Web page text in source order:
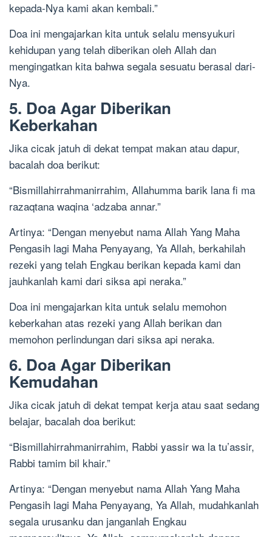
kepada-Nya kami akan kembali.”
Doa ini mengajarkan kita untuk selalu mensyukuri
kehidupan yang telah diberikan oleh Allah dan
mengingatkan kita bahwa segala sesuatu berasal dari-
Nya.
5. Doa Agar Diberikan
Keberkahan
Jika cicak jatuh di dekat tempat makan atau dapur,
bacalah doa berikut:
“Bismillahirrahmanirrahim, Allahumma barik lana fi ma
razaqtana waqina ‘adzaba annar.”
Artinya: “Dengan menyebut nama Allah Yang Maha
Pengasih lagi Maha Penyayang, Ya Allah, berkahilah
rezeki yang telah Engkau berikan kepada kami dan
jauhkanlah kami dari siksa api neraka.”
Doa ini mengajarkan kita untuk selalu memohon
keberkahan atas rezeki yang Allah berikan dan
memohon perlindungan dari siksa api neraka.
6. Doa Agar Diberikan
Kemudahan
Jika cicak jatuh di dekat tempat kerja atau saat sedang
belajar, bacalah doa berikut:
“Bismillahirrahmanirrahim, Rabbi yassir wa la tu’assir,
Rabbi tamim bil khair.”
Artinya: “Dengan menyebut nama Allah Yang Maha
Pengasih lagi Maha Penyayang, Ya Allah, mudahkanlah
segala urusanku dan janganlah Engkau